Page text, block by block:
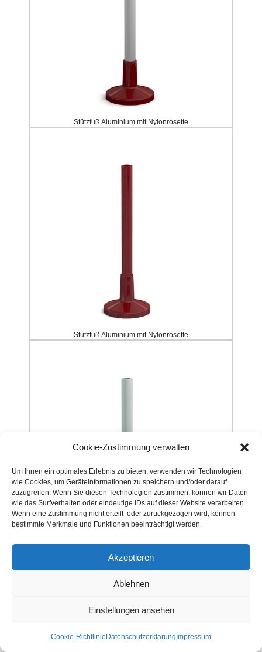
Cookie-Zustimmung verwalten
Um Ihnen ein optimales Erlebnis zu bieten, verwenden wir Technologien
wie Cookies, um Geräteinformationen zu speichern und/oder darauf
zuzugreifen. Wenn Sie diesen Technologien zustimmen, können wir Daten
wie das Surfverhalten oder eindeutige IDs auf dieser Website verarbeiten.
Wenn eine Zustimmung nicht erteilt oder zurückgezogen wird, können
bestimmte Merkmale und Funktionen beeinträchtigt werden.
Akzeptieren
Ablehnen
Einstellungen ansehen
Cookie-Richtlinie Datenschutzerklärung Impressum
Stützfuß Aluminium mit Nylonrosette
Stützfuß Aluminium mit Nylonrosette